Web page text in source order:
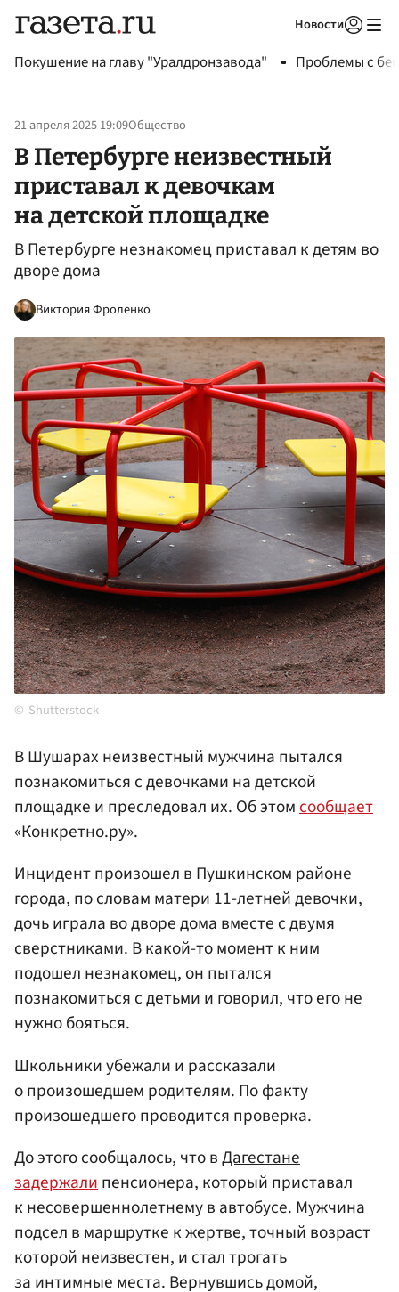
Новости
Покушение на главу "Уралдронзавода" Проблемы с
21 апреля 2025 19:09Общество
В Петербурге неизвестный
приставал к девочкам
на детской площадке
В Петербурге незнакомец приставал к детям во
дворе дома
Виктория Фроленко
Shutterstock
В Шушарах неизвестный мужчина пытался
познакомиться с девочками на детской
площадке и преследовал их. Об этомсообщает
«Конкретно.ру».
Инцидент произошел в Пушкинском районе
города, по словам матери 11-летней девочки,
дочь играла во дворе дома вместе с двумя
сверстниками. В какой-то момент к ним
подошел незнакомец, он пытался
познакомиться с детьми и говорил, что его не
нужно бояться.
Школьники убежали и рассказали
о произошедшем родителям. По факту
произошедшего проводится проверка.
До этого сообщалось, что вДагестане
задержалипенсионера, который приставал
к несовершеннолетнему в автобусе. Мужчина
подсел в маршрутке к жертве, точный возраст
которой неизвестен, и стал трогать
за интимные места. Вернувшись домой,